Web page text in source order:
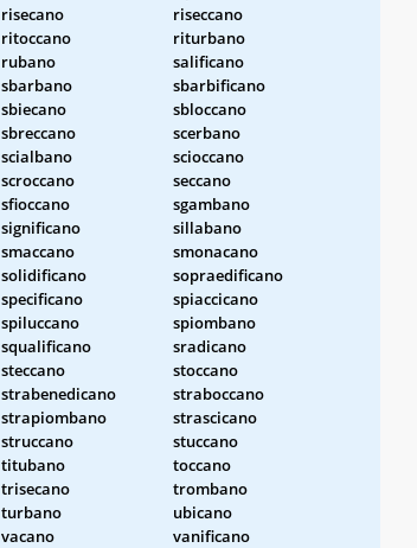
risecano
riseccano
ritoccano
riturbano
rubano
salificano
sbarbano
sbarbificano
sbiecano
sbloccano
sbreccano
scerbano
scialbano
scioccano
scroccano
seccano
sfioccano
sgambano
significano
sillabano
smaccano
smonacano
solidificano
sopraedificano
specificano
spiaccicano
spiluccano
spiombano
squalificano
sradicano
steccano
stoccano
strabenedicano
straboccano
strapiombano
strascicano
struccano
stuccano
titubano
toccano
trisecano
trombano
turbano
ubicano
vacano
vanificano